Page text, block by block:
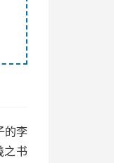
的李
之书